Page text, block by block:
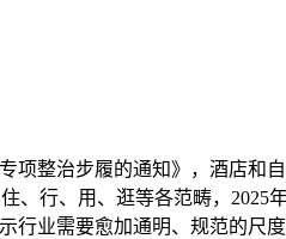
整治步履的通知》，酒店和
行、用、逛等各范畴，2025
业需要愈加通明、规范的尺